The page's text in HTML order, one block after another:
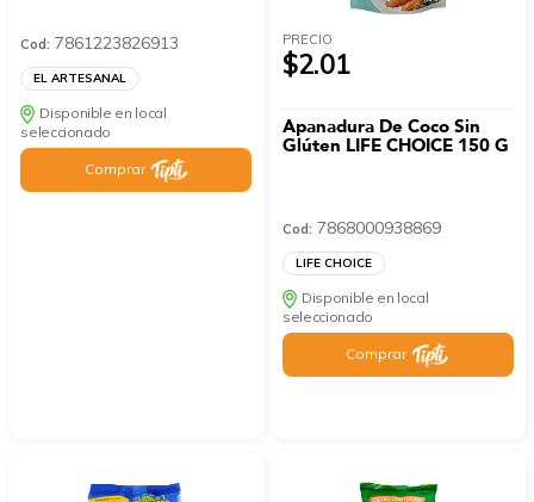
Cod: 7861223826913
EL ARTESANAL
Disponible en local
seleccionado
Comprar
PRECIO
$2.01
Apanadura De Coco Sin
Glúten LIFE CHOICE 150 G
Cod: 7868000938869
LIFE CHOICE
Disponible en local
seleccionado
Comprar